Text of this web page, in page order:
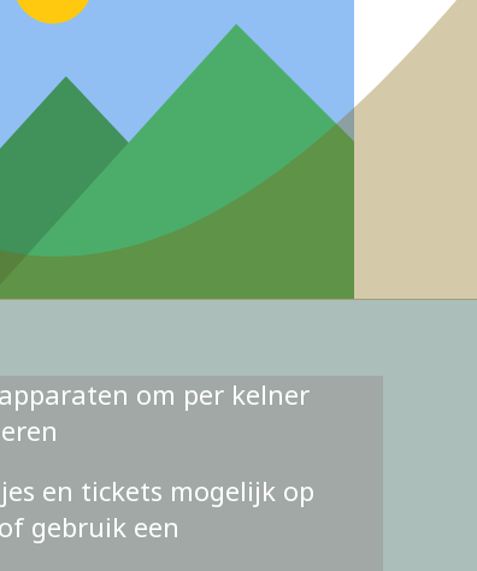
om per kelner
en tickets mogelijk op
gebruik een